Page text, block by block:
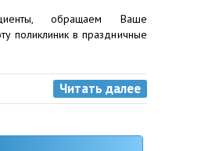
обращаем Ваше
поликлиник в праздничные
Читать далее